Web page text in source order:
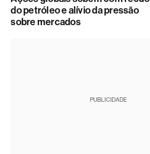
do petróleo e alívio da pressão
sobre mercados
PUBLICIDADE